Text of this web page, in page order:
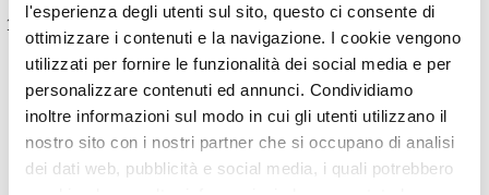
l'esperienza degli utenti sul sito, questo ci consente di
ottimizzare i contenuti e la navigazione. I cookie vengono
utilizzati per fornire le funzionalità dei social media e per
personalizzare contenuti ed annunci. Condividiamo
inoltre informazioni sul modo in cui gli utenti utilizzano il
nostro sito con i nostri partner che si occupano di analisi
dei dati web, pubblicità e social media, i quali potrebbero
Uso di soluzioni di autenticazione a più fattori o di
autenticazione continua, di comunicazioni vocali, video e
testuali protette e di sistemi di comunicazione di
emergenza protetti all’interno dell’entità, ove opportuno.
Come già previsto dalla Direttiva NIS 1, ancheNIS 2
prevede l’obbligo di notifica al CSIRT e alle autorità